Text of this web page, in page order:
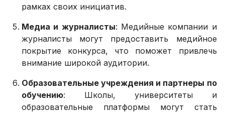
рамках своих инициатив.
Медиа и журналисты: Медийные компании и
журналисты могут предоставить медийное
покрытие конкурса, что поможет привлечь
внимание широкой аудитории.
Образовательные учреждения и партнеры по
обучению: Школы, университеты и
образовательные платформы могут стать